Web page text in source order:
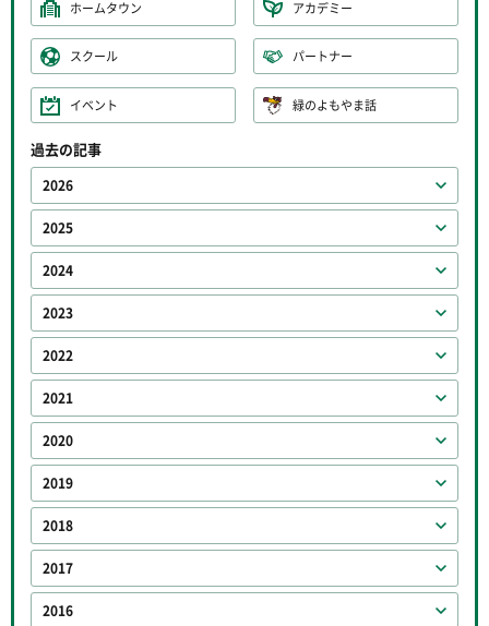
ホームタウン アカデミー
スクール パートナー
イベント 緑のよもやま話
過去の記事
2026
2025
2024
2023
2022
2021
2020
2019
2018
2017
2016